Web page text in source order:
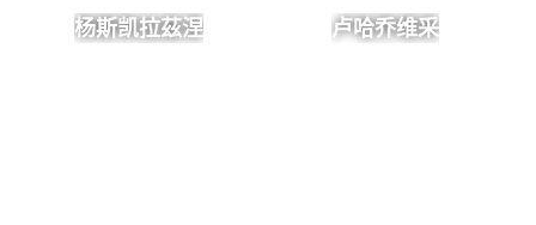
杨斯凯拉茲涅 卢哈乔维采